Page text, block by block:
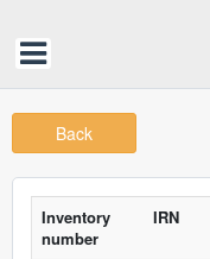
Back
Inventory
number
IRN